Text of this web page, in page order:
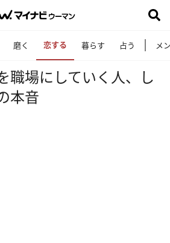
磨く 恋する 暮らす 占う メ
職場にしていく人、し
本音